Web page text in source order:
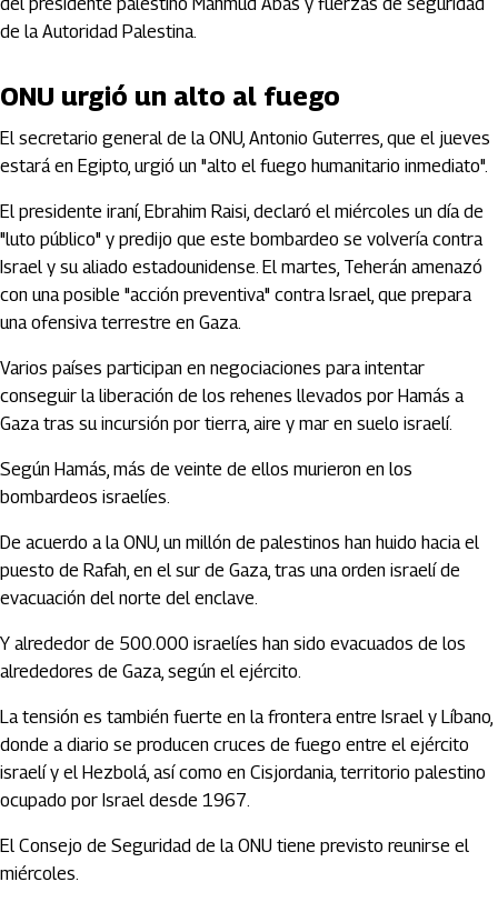
de la Autoridad Palestina.
ONU urgió un alto al fuego
El secretario general de la ONU, Antonio Guterres, que el jueves
estará en Egipto, urgió un "alto el fuego humanitario inmediato".
El presidente iraní, Ebrahim Raisi, declaró el miércoles un día de
"luto público" y predijo que este bombardeo se volvería contra
Israel y su aliado estadounidense. El martes, Teherán amenazó
con una posible "acción preventiva" contra Israel, que prepara
una ofensiva terrestre en Gaza.
Varios países participan en negociaciones para intentar
conseguir la liberación de los rehenes llevados por Hamás a
Gaza tras su incursión por tierra, aire y mar en suelo israelí.
Según Hamás, más de veinte de ellos murieron en los
bombardeos israelíes.
De acuerdo a la ONU, un millón de palestinos han huido hacia el
puesto de Rafah, en el sur de Gaza, tras una orden israelí de
evacuación del norte del enclave.
Y alrededor de 500.000 israelíes han sido evacuados de los
alrededores de Gaza, según el ejército.
La tensión es también fuerte en la frontera entre Israel y Líbano,
donde a diario se producen cruces de fuego entre el ejército
israelí y el Hezbolá, así como en Cisjordania, territorio palestino
ocupado por Israel desde 1967.
El Consejo de Seguridad de la ONU tiene previsto reunirse el
miércoles.